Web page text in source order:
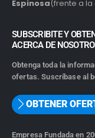
Espinosa(frente a la
SUBSCRIBITE Y
ACERCA DE
Obtenga toda la
ofertas. Suscríbase al
OBTENER
Empresa Fundada en